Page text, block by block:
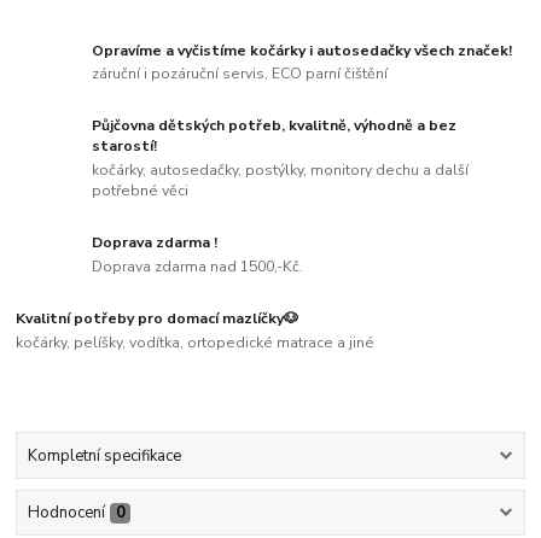
Opravíme a vyčistíme kočárky i autosedačky všech značek!
záruční i pozáruční servis, ECO parní čištění
Půjčovna dětských potřeb, kvalitně, výhodně a bez
starostí!
kočárky, autosedačky, postýlky, monitory dechu a další
potřebné věci
Doprava zdarma !
Doprava zdarma nad 1500,-Kč.
Kvalitní potřeby pro domací mazlíčky🐶
kočárky, pelíšky, vodítka, ortopedické matrace a jiné
Kompletní specifikace
Hodnocení 0